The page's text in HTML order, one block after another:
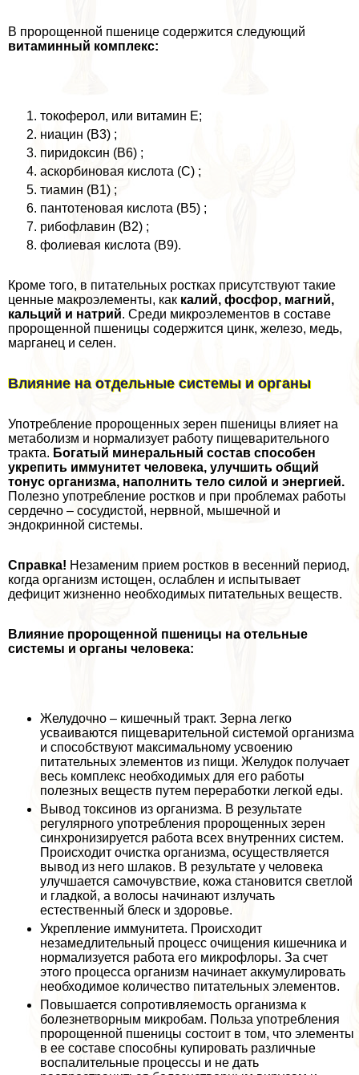
В пророщенной пшенице содержится следующий
витаминный комплекс:
токоферол, или витамин Е;
ниацин (В3) ;
пиридоксин (В6) ;
аскорбиновая кислота (С) ;
тиамин (В1) ;
пантотеновая кислота (В5) ;
рибофлавин (B2) ;
фолиевая кислота (В9).
Кроме того, в питательных ростках присутствуют такие
ценные макроэлементы, как калий, фосфор, магний,
кальций и натрий. Среди микроэлементов в составе
пророщенной пшеницы содержится цинк, железо, медь,
марганец и селен.
Влияние на отдельные системы и органы
Употрeбление пророщенных зерен пшеницы влияет на
метаболизм и нормализует работу пищеварительного
тpaкта. Богатый минеральный состав способен
укрепить иммунитет человека, улучшить общий
тонус организма, наполнить тело силой и энергией.
Полезно употрeбление ростков и при проблемах работы
сердечно – сосудистой, нервной, мышечной и
эндокринной системы.
Справка! Незаменим прием ростков в весенний период,
когда организм истощен, ослаблен и испытывает
дефицит жизненно необходимых питательных веществ.
Влияние пророщенной пшеницы на отельные
системы и органы человека:
Желудочно – кишечный тpaкт. Зерна легко
усваиваются пищеварительной системой организма
и способствуют максимальному усвоению
питательных элементов из пищи. Желудок получает
весь комплекс необходимых для его работы
полезных веществ путем переработки легкой еды.
Вывод токсинов из организма. В результате
регулярного употрeбления пророщенных зерен
синхронизируется работа всех внутренних систем.
Происходит очистка организма, осуществляется
вывод из него шлаков. В результате у человека
улучшается самочувствие, кожа становится светлой
и гладкой, а волосы начинают излучать
естественный блеск и здоровье.
Укрепление иммунитета. Происходит
незамедлительный процесс очищения кишечника и
нормализуется работа его микрофлоры. За счет
этого процесса организм начинает аккумулировать
необходимое количество питательных элементов.
Повышается сопротивляемость организма к
болезнетворным микробам. Польза употрeбления
пророщенной пшеницы состоит в том, что элементы
в ее составе способны купировать различные
воспалительные процессы и не дать